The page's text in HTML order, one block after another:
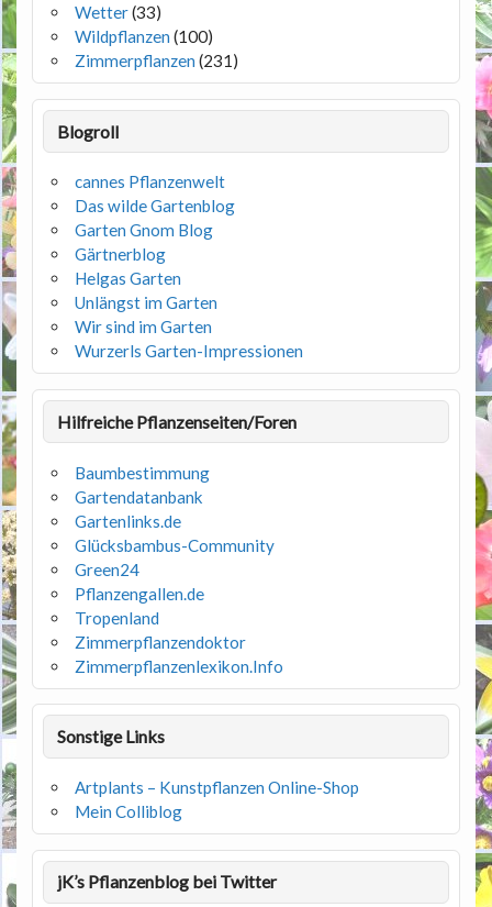
Wetter(33)
Wildpflanzen (100)
Zimmerpflanzen (231)
Blogroll
cannes Pflanzenwelt
Das wilde Gartenblog
Garten Gnom Blog
Gärtnerblog
Helgas Garten
Unlängst im Garten
Wir sind im Garten
Wurzerls Garten-Impressionen
Hilfreiche Pflanzenseiten/Foren
Baumbestimmung
Gartendatanbank
Gartenlinks.de
Glücksbambus-Community
Green24
Pflanzengallen.de
Tropenland
Zimmerpflanzendoktor
Zimmerpflanzenlexikon.Info
Sonstige Links
Artplants – Kunstpflanzen Online-Shop
Mein Colliblog
jK’s Pflanzenblog bei Twitter